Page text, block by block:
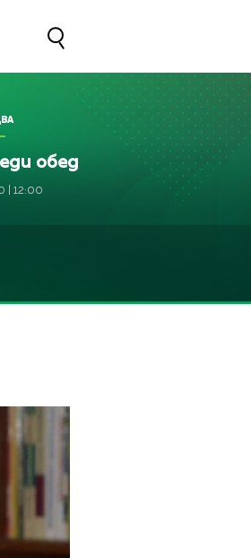
обед
12:00